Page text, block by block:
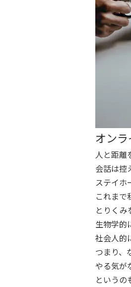
オン
人と距離
会話は控
ステイホ
これまで
とりくみ
生物学的
社会人的
つまり、
やる気が
というの